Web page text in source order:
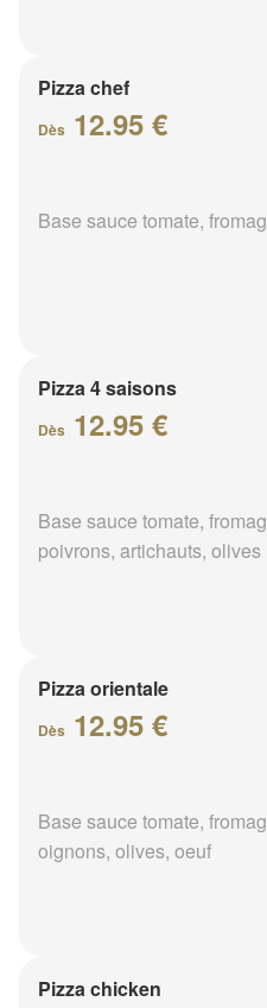
Pizza chef
Dès 12.95 €
Base sauce tomate,
Pizza 4 saisons
Dès 12.95 €
Base sauce tomate,
poivrons, artichauts, olives
Pizza orientale
Dès 12.95 €
Base sauce tomate,
oignons, olives, oeuf
Pizza chicken